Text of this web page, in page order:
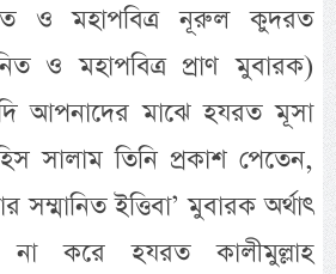
ও মহাপবিত্র নূরুল কুদরত
ও মহাপবিত্র প্রাণ মুবারক)
আপনাদের মাঝে হযরত মূসা
সালাম তিনি প্রকাশ পেতেন,
ইত্তিবা’ মুবারক অর্থাৎ
করে হযরত কালীমুল্লাহ